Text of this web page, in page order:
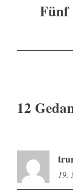
Fünf
12
19.